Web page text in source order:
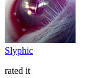
Slyphic
rated it